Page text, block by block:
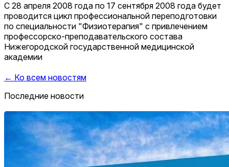
С 28 апреля 2008 года по 17 сентября 2008 года будет
проводится цикл профессиональной переподготовки
по специальности "Физиотерапия" с привлечением
профессорско-преподавательского состава
Нижегородской государственной медицинской
академии
← Ко всем новостям
Последние новости